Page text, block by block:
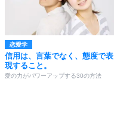
恋愛学
信用は、言葉でなく、態度で表
現すること。
愛の力がパワーアップする30の方法